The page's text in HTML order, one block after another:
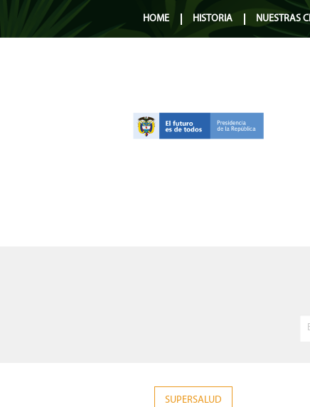
HOME HISTORIA NUESTRAS
SUPERSALUD